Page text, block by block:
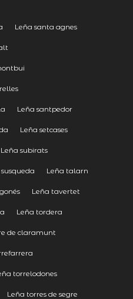
Leña santa agnes
Leña santpedor
Leña setcases
Leña subirats
Leña talarn
Leña tavertet
Leña tordera
de claramunt
torrelodones
Leña torres de segre